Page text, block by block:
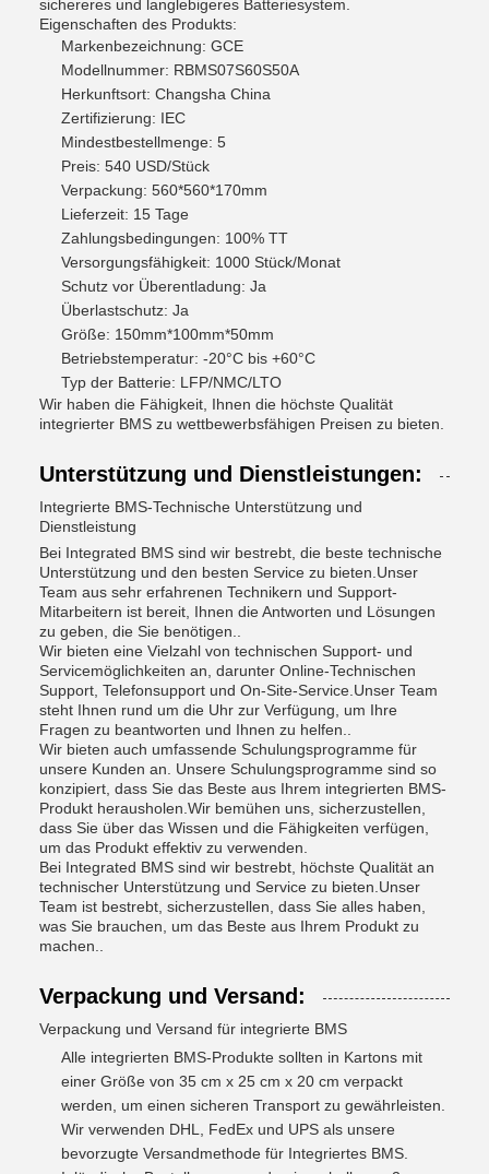
sichereres und langlebigeres Batteriesystem.
Eigenschaften des Produkts:
Markenbezeichnung: GCE
Modellnummer: RBMS07S60S50A
Herkunftsort: Changsha China
Zertifizierung: IEC
Mindestbestellmenge: 5
Preis: 540 USD/Stück
Verpackung: 560*560*170mm
Lieferzeit: 15 Tage
Zahlungsbedingungen: 100% TT
Versorgungsfähigkeit: 1000 Stück/Monat
Schutz vor Überentladung: Ja
Überlastschutz: Ja
Größe: 150mm*100mm*50mm
Betriebstemperatur: -20°C bis +60°C
Typ der Batterie: LFP/NMC/LTO
Wir haben die Fähigkeit, Ihnen die höchste Qualität
integrierter BMS zu wettbewerbsfähigen Preisen zu bieten.
Unterstützung und Dienstleistungen:
Integrierte BMS-Technische Unterstützung und
Dienstleistung
Bei Integrated BMS sind wir bestrebt, die beste technische
Unterstützung und den besten Service zu bieten.Unser
Team aus sehr erfahrenen Technikern und Support-
Mitarbeitern ist bereit, Ihnen die Antworten und Lösungen
zu geben, die Sie benötigen..
Wir bieten eine Vielzahl von technischen Support- und
Servicemöglichkeiten an, darunter Online-Technischen
Support, Telefonsupport und On-Site-Service.Unser Team
steht Ihnen rund um die Uhr zur Verfügung, um Ihre
Fragen zu beantworten und Ihnen zu helfen..
Wir bieten auch umfassende Schulungsprogramme für
unsere Kunden an. Unsere Schulungsprogramme sind so
konzipiert, dass Sie das Beste aus Ihrem integrierten BMS-
Produkt herausholen.Wir bemühen uns, sicherzustellen,
dass Sie über das Wissen und die Fähigkeiten verfügen,
um das Produkt effektiv zu verwenden.
Bei Integrated BMS sind wir bestrebt, höchste Qualität an
technischer Unterstützung und Service zu bieten.Unser
Team ist bestrebt, sicherzustellen, dass Sie alles haben,
was Sie brauchen, um das Beste aus Ihrem Produkt zu
machen..
Verpackung und Versand:
Verpackung und Versand für integrierte BMS
Alle integrierten BMS-Produkte sollten in Kartons mit
einer Größe von 35 cm x 25 cm x 20 cm verpackt
werden, um einen sicheren Transport zu gewährleisten.
Wir verwenden DHL, FedEx und UPS als unsere
bevorzugte Versandmethode für Integriertes BMS.